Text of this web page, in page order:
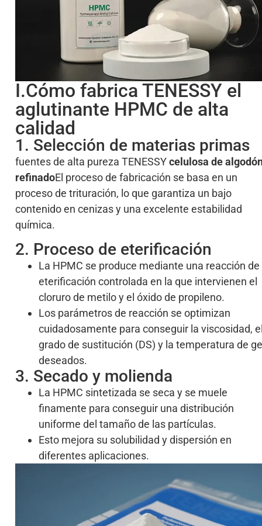
I.Cómo fabrica TENESSY el
aglutinante HPMC de alta
calidad
1. Selección de materias primas
fuentes de alta pureza TENESSYcelulosa de
refinadoEl proceso de fabricación se basa en un
proceso de trituración, lo que garantiza un bajo
contenido en cenizas y una excelente estabilidad
química.
2. Proceso de eterificación
La HPMC se produce mediante una reacción de
eterificación controlada en la que intervienen el
cloruro de metilo y el óxido de propileno.
Los parámetros de reacción se optimizan
cuidadosamente para conseguir la viscosidad,
grado de sustitución (DS) y la temperatura de
deseados.
3. Secado y molienda
La HPMC sintetizada se seca y se muele
finamente para conseguir una distribución
uniforme del tamaño de las partículas.
Esto mejora su solubilidad y dispersión en
diferentes aplicaciones.